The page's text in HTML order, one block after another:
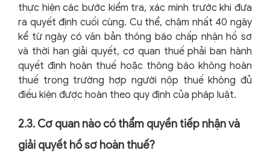
thực hiện các bước kiểm tra, xác minh trước khi đưa
ra quyết định cuối cùng. Cụ thể, chậm nhất 40 ngày
kể từ ngày có văn bản thông báo chấp nhận hồ sơ
và thời hạn giải quyết, cơ quan thuế phải ban hành
quyết định hoàn thuế hoặc thông báo không hoàn
thuế trong trường hợp người nộp thuế không đủ
điều kiện được hoàn theo quy định của pháp luật.
2.3. Cơ quan nào có thẩm quyền tiếp nhận và
giải quyết hồ sơ hoàn thuế?